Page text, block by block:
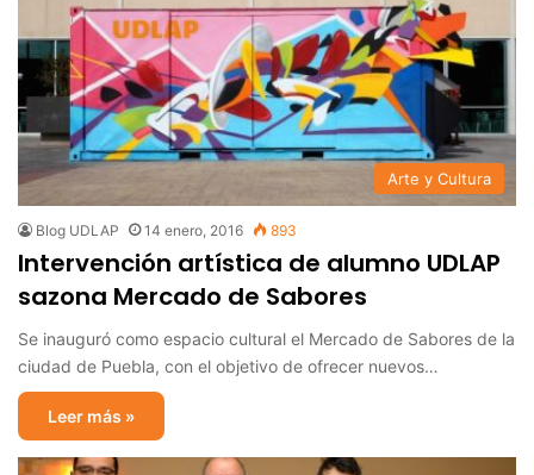
Arte y Cultura
Blog UDLAP 14 enero, 2016 893
Intervención artística de alumno UDLAP
sazona Mercado de Sabores
Se inauguró como espacio cultural el Mercado de Sabores de la
ciudad de Puebla, con el objetivo de ofrecer nuevos…
Leer más »